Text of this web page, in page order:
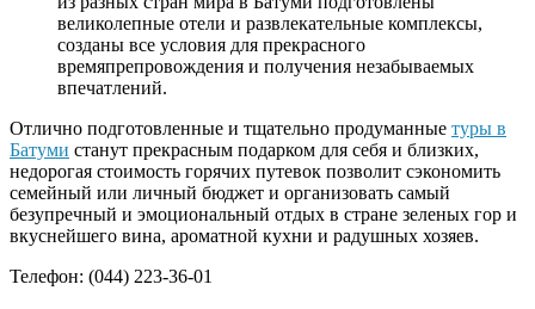
великолепные отели и развлекательные комплексы,
созданы все условия для прекрасного
времяпрепровождения и получения незабываемых
впечатлений.
Отлично подготовленные и тщательно продуманные туры в
Батуми станут прекрасным подарком для себя и близких,
недорогая стоимость горячих путевок позволит сэкономить
семейный или личный бюджет и организовать самый
безупречный и эмоциональный отдых в стране зеленых гор и
вкуснейшего вина, ароматной кухни и радушных хозяев.
Телефон: (044) 223-36-01